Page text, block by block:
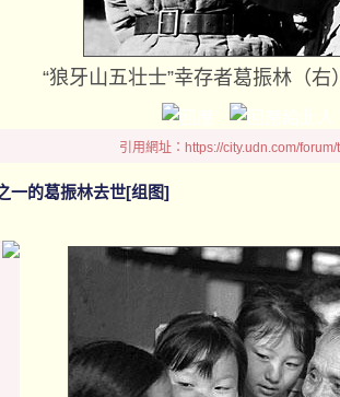
“狼牙山五壮士”幸存者葛振林（
引用網址：https://city.udn.com/
一的葛振林去世[组图]